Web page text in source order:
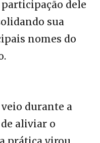
participação dele
sua
nomes do
durante a
aliviar o